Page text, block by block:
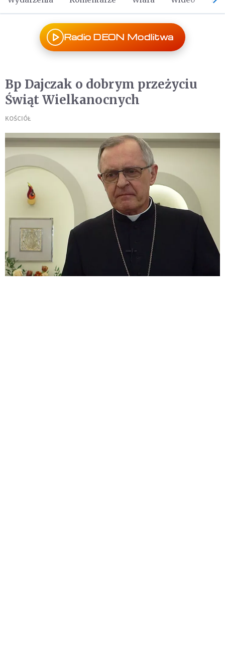
Radio DEON Modlitwa
Bp Dajczak o dobrym przeżyciu
Świąt Wielkanocnych
KOŚCIÓŁ